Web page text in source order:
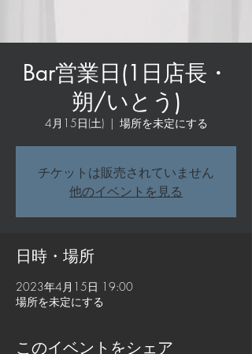
Bar営業日(1日店長・
朔/いとう)
4月15日(土)
  |
場所を未定にする
チケットは販売されていません
他のイベントを見る
日時・場所
2023年4月15日 19:00
場所を未定にする
このイベントをシェア